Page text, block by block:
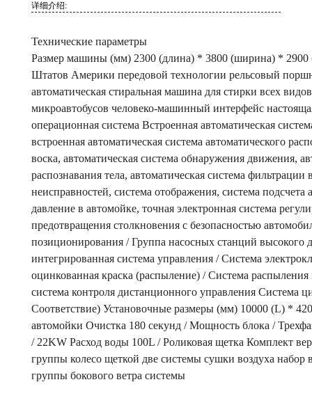
详细介绍:
Технические параметры
Размер машины (мм) 2300 (длина) * 3800 (ширина) * 2900
Штатов Америки передовой технологии рельсовый
автоматическая стиральная машина для стирки всех
микроавтобусов человеко-машинный интерфейс
операционная система Встроенная автоматическая
встроенная автоматическая система автоматического
воска, автоматическая система обнаружения движения,
распознавания тела, автоматическая система фильтрации
неисправностей, система отображения, система
давление в автомойке, точная электронная система
предотвращения столкновения с безопасностью
позиционирования / Группа насосных станций высокого
интегрированная система управления / Система
оцинкованная краска (распыление) / Система
система контроля дистанционного управления Система
Соответствие) Установочные размеры (мм) 10000 (L) *
автомойки Очистка 180 секунд / Мощность блока /
/ 22KW Расход воды 100L / Роликовая щетка Комплект
группы колесо щеткой две системы сушки воздуха набор
группы бокового ветра системы